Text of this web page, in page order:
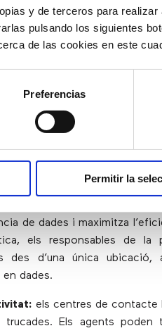
y de terceros para
pulsando los siguientes
de las cookies en este
Preferencias
Permitir la
se en el rendiment
de qualitat del servei.
per l’usuari:
d’usar i centrat en
de nivell
els softwares corporatius:
sistemes de software
el núvol ofereixen
de dades i maximitza
els responsables de
des d’una única ubicació,
dades.
els centres de contacte
Els agents poden